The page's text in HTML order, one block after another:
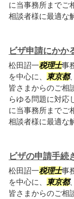
に当事務所までご
相談者様に最適な
ビザ申請にかか
松田詔一税理士事
を中心に、
東京都
皆さまからのご相
らゆる問題に対応
に当事務所までご
相談者様に最適な
ビザの申請手続
松田詔一税理士事
を中心に、
東京都
皆さまからのご相